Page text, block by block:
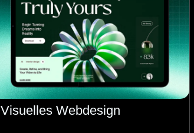
Visuelles Webdesign